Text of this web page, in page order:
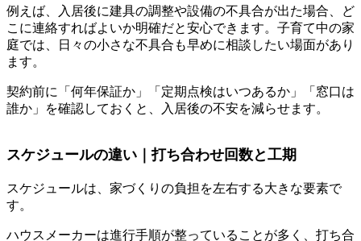
例えば、入居後に建具の調整や設備の不具合が出た場合、ど
こに連絡すればよいか明確だと安心できます。子育て中の家
庭では、日々の小さな不具合も早めに相談したい場面があり
ます。
契約前に「何年保証か」「定期点検はいつあるか」「窓口は
誰か」を確認しておくと、入居後の不安を減らせます。
スケジュールの違い｜打ち合わせ回数と工期
スケジュールは、家づくりの負担を左右する大きな要素で
す。
ハウスメーカーは進行手順が整っていることが多く、打ち合